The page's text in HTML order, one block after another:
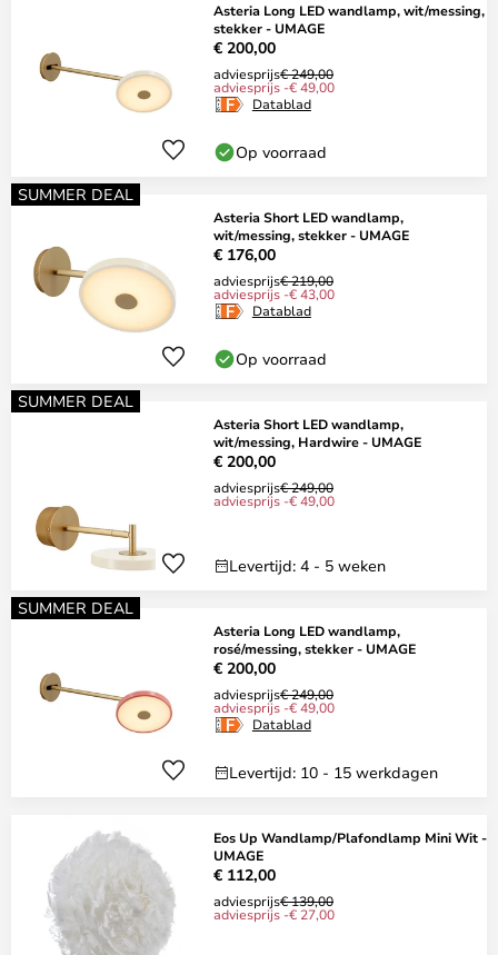
Asteria Long LED wandlamp, wit/messing,
stekker - UMAGE
€ 200,00
adviesprijs€ 249,00
adviesprijs -€ 49,00
Datablad
Op voorraad
SUMMER DEAL
Asteria Short LED wandlamp,
wit/messing, stekker - UMAGE
€ 176,00
adviesprijs€ 219,00
adviesprijs -€ 43,00
Datablad
Op voorraad
SUMMER DEAL
Asteria Short LED wandlamp,
wit/messing, Hardwire - UMAGE
€ 200,00
adviesprijs€ 249,00
adviesprijs -€ 49,00
Levertijd: 4 - 5 weken
SUMMER DEAL
Asteria Long LED wandlamp,
rosé/messing, stekker - UMAGE
€ 200,00
adviesprijs€ 249,00
adviesprijs -€ 49,00
Datablad
Levertijd: 10 - 15 werkdagen
Eos Up Wandlamp/Plafondlamp Mini Wit -
UMAGE
€ 112,00
adviesprijs€ 139,00
adviesprijs -€ 27,00